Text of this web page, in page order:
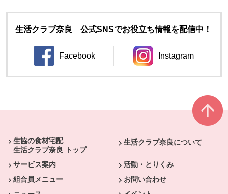
生活クラブ奈良 公式SNSでお役立ち情報を配信中！
Facebook
別のウィンドウで開きます。
Instagram
別のウィンドウ
生協の食材宅配
生活クラブ奈良 トップ
生活クラブ奈良について
サービス案内
活動・とりくみ
組合員メニュー
お問い合わせ